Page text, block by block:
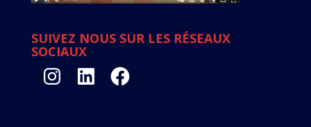
SUIVEZ NOUS SUR LES RÉSEAUX
SOCIAUX
InstagramLinkedIn Facebook